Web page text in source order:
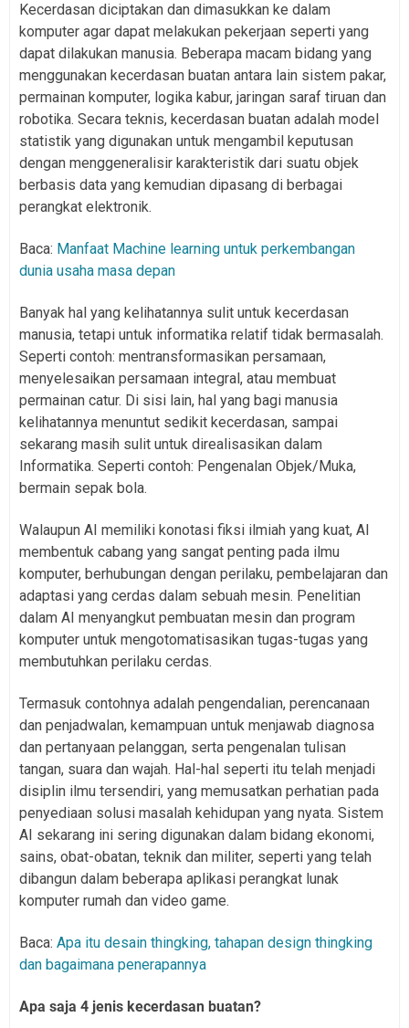
Kecerdasan diciptakan dan dimasukkan ke dalam
komputer agar dapat melakukan pekerjaan seperti yang
dapat dilakukan manusia. Beberapa macam bidang yang
menggunakan kecerdasan buatan antara lain sistem pakar,
permainan komputer, logika kabur, jaringan saraf tiruan dan
robotika. Secara teknis, kecerdasan buatan adalah model
statistik yang digunakan untuk mengambil keputusan
dengan menggeneralisir karakteristik dari suatu objek
berbasis data yang kemudian dipasang di berbagai
perangkat elektronik.
Baca: Manfaat Machine learning untuk perkembangan
dunia usaha masa depan
Banyak hal yang kelihatannya sulit untuk kecerdasan
manusia, tetapi untuk informatika relatif tidak bermasalah.
Seperti contoh: mentransformasikan persamaan,
menyelesaikan persamaan integral, atau membuat
permainan catur. Di sisi lain, hal yang bagi manusia
kelihatannya menuntut sedikit kecerdasan, sampai
sekarang masih sulit untuk direalisasikan dalam
Informatika. Seperti contoh: Pengenalan Objek/Muka,
bermain sepak bola.
Walaupun AI memiliki konotasi fiksi ilmiah yang kuat, AI
membentuk cabang yang sangat penting pada ilmu
komputer, berhubungan dengan perilaku, pembelajaran dan
adaptasi yang cerdas dalam sebuah mesin. Penelitian
dalam AI menyangkut pembuatan mesin dan program
komputer untuk mengotomatisasikan tugas-tugas yang
membutuhkan perilaku cerdas.
Termasuk contohnya adalah pengendalian, perencanaan
dan penjadwalan, kemampuan untuk menjawab diagnosa
dan pertanyaan pelanggan, serta pengenalan tulisan
tangan, suara dan wajah. Hal-hal seperti itu telah menjadi
disiplin ilmu tersendiri, yang memusatkan perhatian pada
penyediaan solusi masalah kehidupan yang nyata. Sistem
AI sekarang ini sering digunakan dalam bidang ekonomi,
sains, obat-obatan, teknik dan militer, seperti yang telah
dibangun dalam beberapa aplikasi perangkat lunak
komputer rumah dan video game.
Baca: Apa itu desain thingking, tahapan design thingking
dan bagaimana penerapannya
Apa saja 4 jenis kecerdasan buatan?